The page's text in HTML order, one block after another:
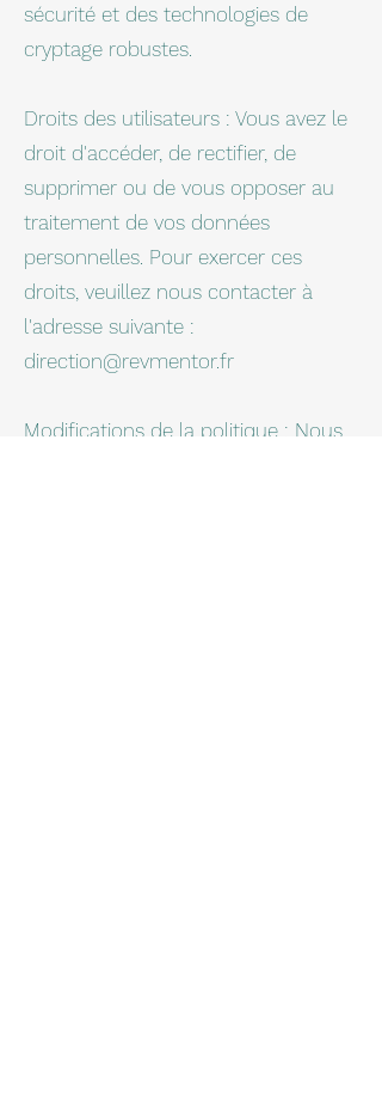
sécurité et des technologies de
cryptage robustes.
Droits des utilisateurs : Vous avez le
droit d'accéder, de rectifier, de
supprimer ou de vous opposer au
traitement de vos données
personnelles. Pour exercer ces
droits, veuillez nous contacter à
l'adresse suivante :
direction@revmentor.fr
Modifications de la politique : Nous